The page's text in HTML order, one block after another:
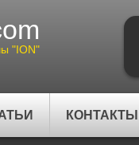
"ION"
КОНТАКТЫ